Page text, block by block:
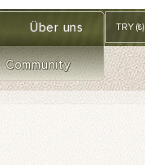
Über uns
Community
TRY (₺)